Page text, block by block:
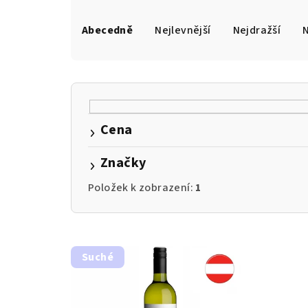
a
e
o
d
u
Abecedně Nejlevnější Nejdražší
Cena
Značky
Položek k zobrazení: 1
V
ý
Suché